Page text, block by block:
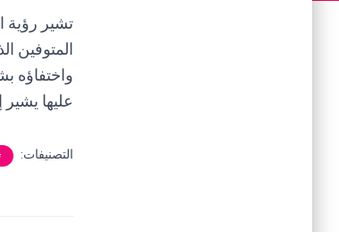
تشير رؤية
المتوفين
واختفاؤه
عليها يشير
التصنيفات: